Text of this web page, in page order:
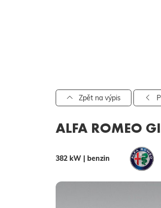
Pro vyhledávání zadejte alespoň
Zpět na výpis
ALFA ROMEO
382 kW | benzin